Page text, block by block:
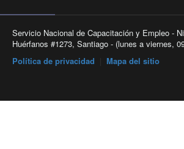
Servicio Nacional de Capacitación y Empleo -
Huérfanos #1273, Santiago - (lunes a viernes,
Política de privacidad
Mapa del sitio